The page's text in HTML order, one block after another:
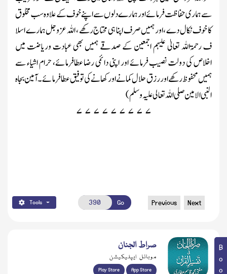
سے ہماری حفاظت فرمائے اورہمارے دلوں سے اپنے خوف کے علاوہ سب مخلوق
کا خوف نکال دے ،اور ہمیں صرف اپنا ہی محتاج رکھے ، اللہعزوجلہمارے اسلا
فرحمۃاللہ تعالیٰ علیہم اجمعینکے صدقے ہمیں بھی عبادت وریاضت میں
اخلاص کی دولت نصیب فرمائے اور اپنی دائمی رضا عطافرمائے، حرام اشیاء سے
ہمیں محفوظ رکھے اور رزق حلال کمانے اور کھانے کی توفیق عطافرمائے ۔آمین بجاہ
النبی الامینصلی اللہ تعالی علیہ وسلم)
۷ ۷ ۷ ۷ ۷ ۷ ۷ ۷ ۷
Tools Go Previous Next
صراط الجنان
موبائل ایپلیکیشن
Play Store App Store